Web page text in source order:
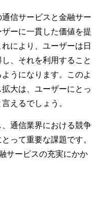
信サービスと金融サー
ーに一貫した価値を提
により、ユーザーは日
、それを利用すること
うになります。このよ
大は、ユーザーにとっ
えるでしょう。
通信業界における競争
って重要な課題です。
サービスの充実にかか